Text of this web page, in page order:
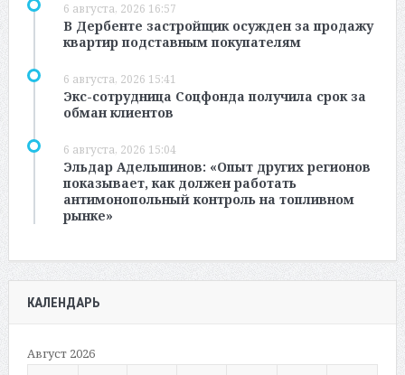
6 августа, 2026 16:57
В Дербенте застройщик осужден за продажу
квартир подставным покупателям
6 августа, 2026 15:41
Экс-сотрудница Соцфонда получила срок за
обман клиентов
6 августа, 2026 15:04
Эльдар Адельшинов: «Опыт других регионов
показывает, как должен работать
антимонопольный контроль на топливном
рынке»
КАЛЕНДАРЬ
Август 2026